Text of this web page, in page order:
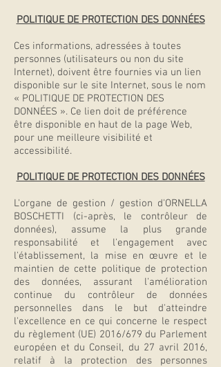
POLITIQUE DE PROTECTION DES DONNÉES
Ces informations, adressées à toutes
personnes (utilisateurs ou non du site
Internet), doivent être fournies via un lien
disponible sur le site Internet, sous le nom
« POLITIQUE DE PROTECTION DES
DONNÉES ». Ce lien doit de préférence
être disponible en haut de la page Web,
pour une meilleure visibilité et
accessibilité.
POLITIQUE DE PROTECTION DES DONNÉES
L'organe de gestion / gestion d'ORNELLA
BOSCHETTI (ci-après, le contrôleur de
données), assume la plus grande
responsabilité et l'engagement avec
l'établissement, la mise en œuvre et le
maintien de cette politique de protection
des données, assurant l'amélioration
continue du contrôleur de données
personnelles dans le but d'atteindre
l'excellence en ce qui concerne le respect
du règlement (UE) 2016/679 du Parlement
européen et du Conseil, du 27 avril 2016,
relatif à la protection des personnes